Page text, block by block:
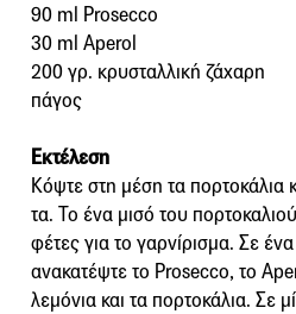
90 ml Prosecco
30 ml Aperol
200 γρ. κρυσταλλική ζάχαρη
πάγος
Εκτέλεση
Κόψτε στη μέση τα πορτοκάλια
τα. Το ένα μισό του
φέτες για το γαρνίρισμα. Σε
ανακατέψτε το Prosecco, το
λεμόνια και τα πορτοκάλια. Σε